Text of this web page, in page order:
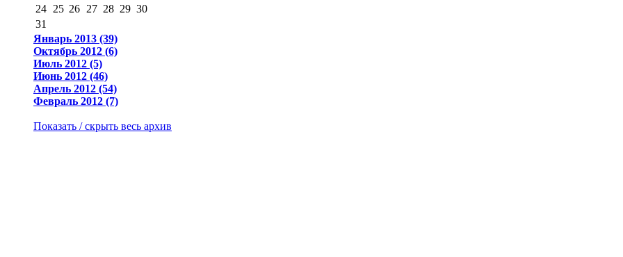
24 25 26 27 28 29 30
31
Январь 2013 (39)
Октябрь 2012 (6)
Июль 2012 (5)
Июнь 2012 (46)
Апрель 2012 (54)
Февраль 2012 (7)
Показать / скрыть весь архив